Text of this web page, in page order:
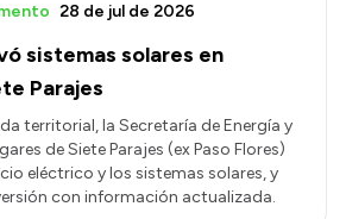
sistemas solares en
Parajes
28 de jul de 2026
territorial, la Secretaría de Energía y
de Siete Parajes (ex Paso Flores)
eléctrico y los sistemas solares, y
con información actualizada.